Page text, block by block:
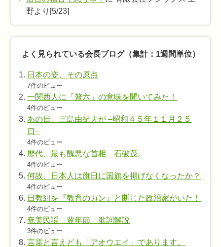
野より[5/23]
よく見られている会長ブログ（集計：1週間単位）
日本の姿、その原点
7件のビュー
一関西人に「贅六」の意味を聞いてみた！
4件のビュー
あの日、三島由紀夫が –昭和４５年１１月２５
日–
4件のビュー
歴代、最も醜悪な首相 石破茂。
4件のビュー
何故、日本人は旗日に国旗を掲げなくなったか？
4件のビュー
日教組を『教育のガン』と断じた政治家がいた！
4件のビュー
奄美民謡 豊年節 歌詞解説
3件のビュー
言霊と言えども「アオウエイ」であります。